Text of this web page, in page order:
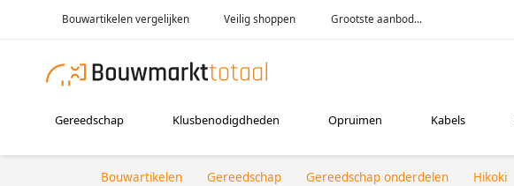
Bouwartikelen vergelijken Veilig shoppen Grootste aanbod...
Gereedschap Klusbenodigdheden Opruimen Kabels
Bouwartikelen Gereedschap Gereedschap onderdelen Hikoki